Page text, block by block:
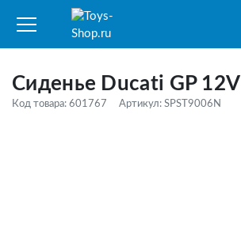
Сиденье Ducati GP 12V
Код товара: 601767 Артикул: SPST9006N